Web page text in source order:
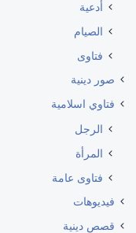
أدعية
الصيام
فتاوى
صور دينية
فتاوي اسلامية
الرجل
المرأة
فتاوى عامة
فيديوهات
قصص دينية